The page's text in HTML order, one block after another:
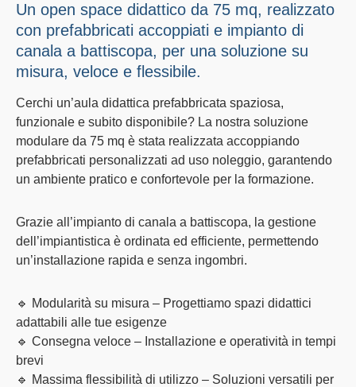
Un open space didattico da 75 mq, realizzato
con prefabbricati accoppiati e impianto di
canala a battiscopa, per una soluzione su
misura, veloce e flessibile.
Cerchi un’aula didattica prefabbricata spaziosa,
funzionale e subito disponibile? La nostra soluzione
modulare da 75 mq è stata realizzata accoppiando
prefabbricati personalizzati ad uso noleggio, garantendo
un ambiente pratico e confortevole per la formazione.
Grazie all’impianto di canala a battiscopa, la gestione
dell’impiantistica è ordinata ed efficiente, permettendo
un’installazione rapida e senza ingombri.
🔹 Modularità su misura – Progettiamo spazi didattici
adattabili alle tue esigenze
🔹 Consegna veloce – Installazione e operatività in tempi
brevi
🔹 Massima flessibilità di utilizzo – Soluzioni versatili per